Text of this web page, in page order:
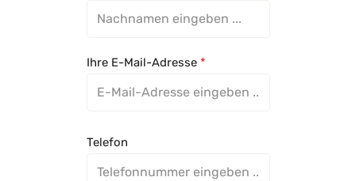
Ihre E-Mail-Adresse *
Telefon